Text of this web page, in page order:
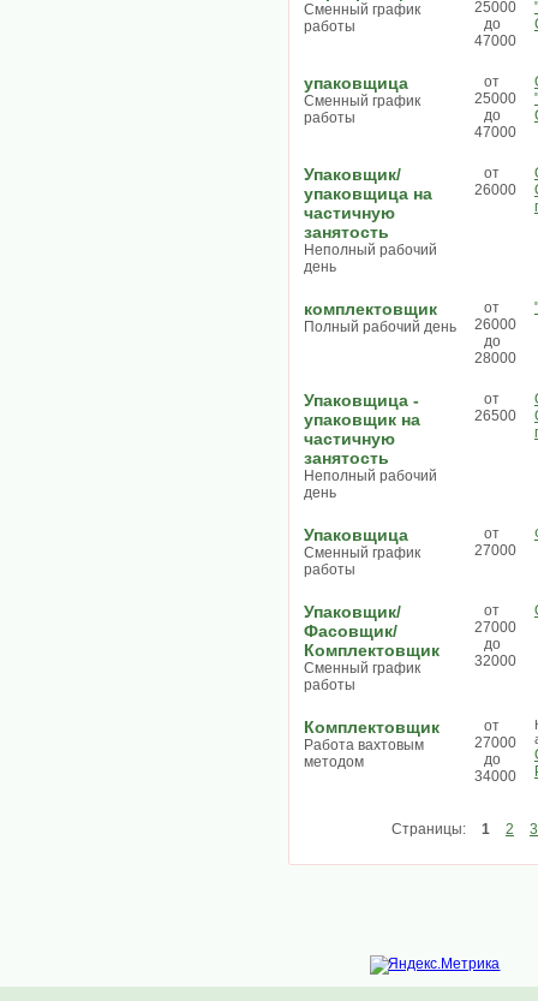
Сменный график
работы
25000
до
47000
упаковщица
Сменный график
работы
от
25000
до
47000
Упаковщик/
упаковщица на
частичную
занятость
Неполный рабочий
день
от
26000
комплектовщик
Полный рабочий день
от
26000
до
28000
Упаковщица -
упаковщик на
частичную
занятость
Неполный рабочий
день
от
26500
Упаковщица
Сменный график
работы
от
27000
Упаковщик/
Фасовщик/
Комплектовщик
Сменный график
работы
от
27000
до
32000
Комплектовщик
Работа вахтовым
методом
от
27000
до
34000
Страницы: 1 2 3